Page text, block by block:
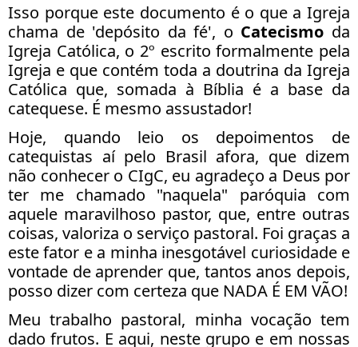
Isso porque este documento é o que a Igreja
chama de 'depósito da fé', o Catecismo da
Igreja Católica, o 2º escrito formalmente pela
Igreja e que contém toda a doutrina da Igreja
Católica que, somada à Bíblia é a base da
catequese. É mesmo assustador!
Hoje, quando leio os depoimentos de
catequistas aí pelo Brasil afora, que dizem
não conhecer o CIgC, eu agradeço a Deus por
ter me chamado "naquela" paróquia com
aquele maravilhoso pastor, que, entre outras
coisas, valoriza o serviço pastoral. Foi graças a
este fator e a minha inesgotável curiosidade e
vontade de aprender que, tantos anos depois,
posso dizer com certeza que NADA É EM VÃO!
Meu trabalho pastoral, minha vocação tem
dado frutos. E aqui, neste grupo e em nossas